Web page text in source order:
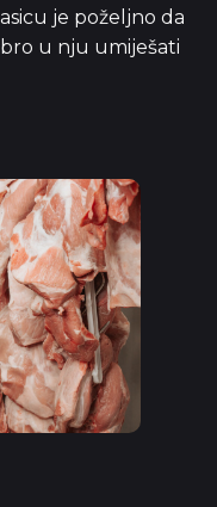
je poželjno da
u nju umiješati